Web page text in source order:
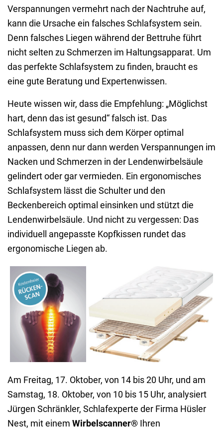
Verspannungen vermehrt nach der Nachtruhe auf,
kann die Ursache ein falsches Schlafsystem sein.
Denn falsches Liegen während der Bettruhe führt
nicht selten zu Schmerzen im Haltungsapparat. Um
das perfekte Schlafsystem zu finden, braucht es
eine gute Beratung und Expertenwissen.
Heute wissen wir, dass die Empfehlung: „Möglichst
hart, denn das ist gesund“ falsch ist. Das
Schlafsystem muss sich dem Körper optimal
anpassen, denn nur dann werden Verspannungen im
Nacken und Schmerzen in der Lendenwirbelsäule
gelindert oder gar vermieden. Ein ergonomisches
Schlafsystem lässt die Schulter und den
Beckenbereich optimal einsinken und stützt die
Lendenwirbelsäule. Und nicht zu vergessen: Das
individuell angepasste Kopfkissen rundet das
ergonomische Liegen ab.
Komfortwochen
Hüsler Nest
Oktober/
November 10%
Ergonomisch gut schlafen mit
dem Hüsler Nest.
Am Freitag, 17. Oktober, von 14 bis 20 Uhr, und am
Samstag, 18. Oktober, von 10 bis 15 Uhr, analysiert
Jürgen Schränkler, Schlafexperte der Firma Hüsler
Nest, mit einem Wirbelscanner® Ihren